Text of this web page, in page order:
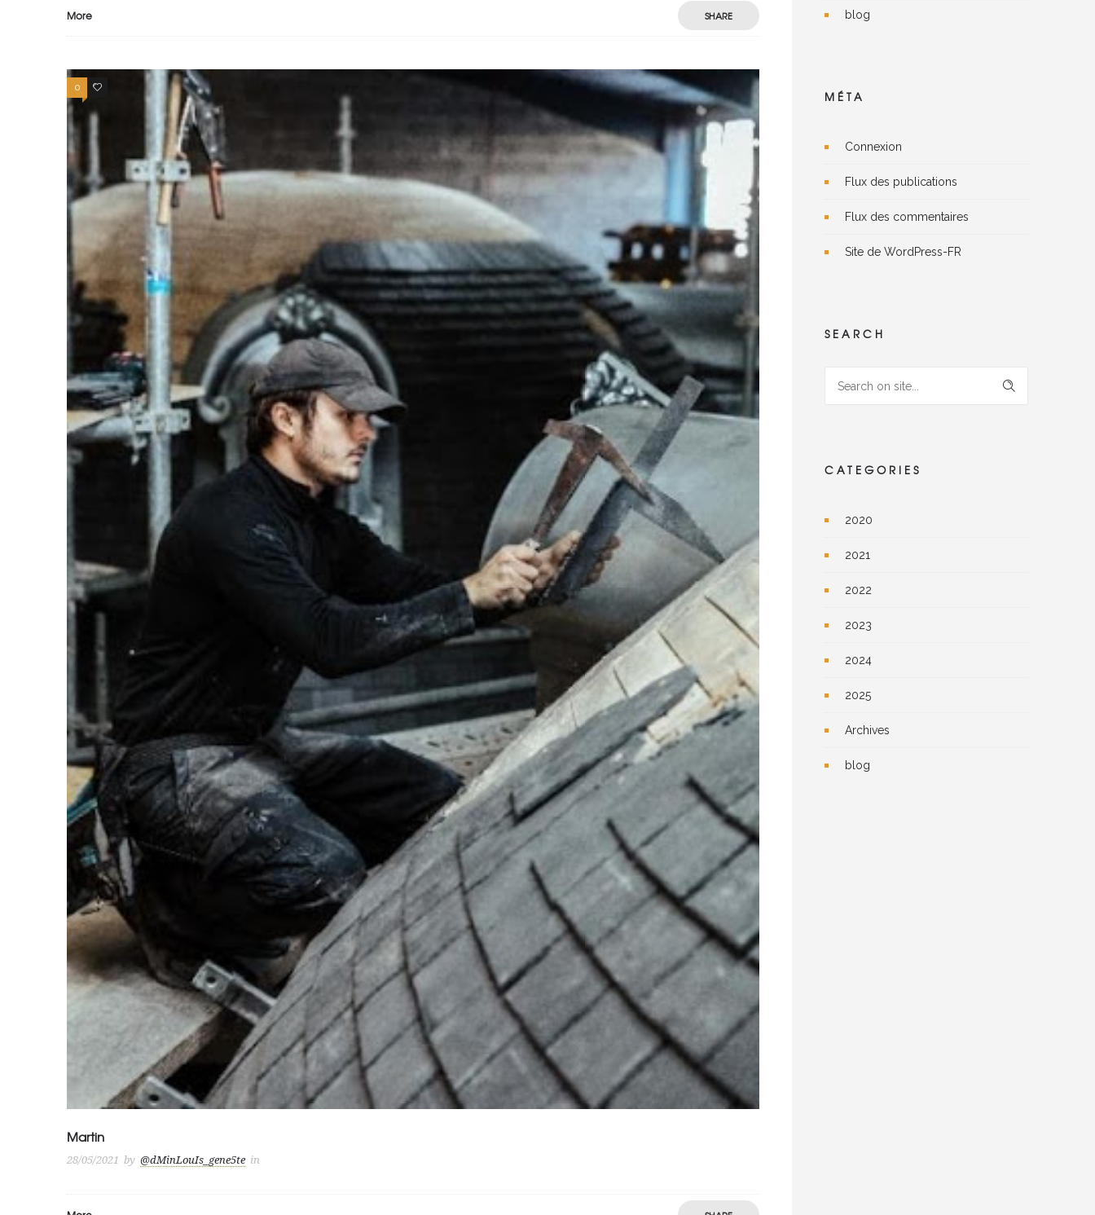
More SHARE
0 0
Martin
28/05/2021 by @dMinLouIs_gene5te in
blog
MÉTA
Connexion
Flux des publications
Flux des commentaires
Site de WordPress-FR
SEARCH
CATEGORIES
2020
2021
2022
2023
2024
2025
Archives
blog